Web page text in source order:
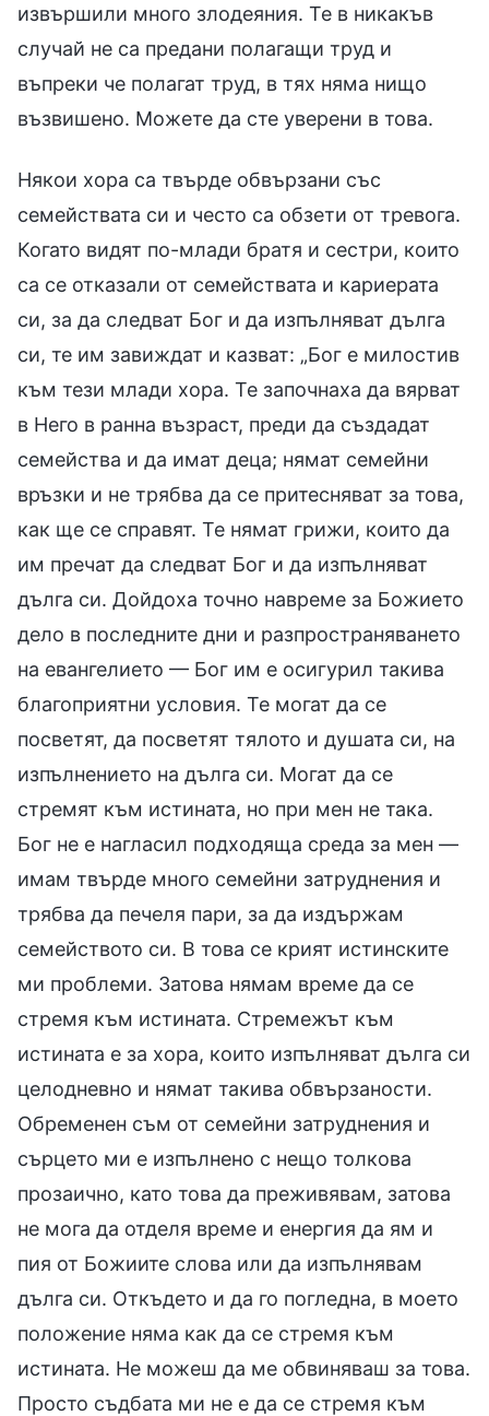
извършили много злодеяния. Те в никакъв
случай не са предани полагащи труд и
въпреки че полагат труд, в тях няма нищо
възвишено. Можете да сте уверени в това.
Някои хора са твърде обвързани със
семействата си и често са обзети от тревога.
Когато видят по-млади братя и сестри, които
са се отказали от семействата и кариерата
си, за да следват Бог и да изпълняват дълга
си, те им завиждат и казват: „Бог е милостив
към тези млади хора. Те започнаха да вярват
в Него в ранна възраст, преди да създадат
семейства и да имат деца; нямат семейни
връзки и не трябва да се притесняват за това,
как ще се справят. Те нямат грижи, които да
им пречат да следват Бог и да изпълняват
дълга си. Дойдоха точно навреме за Божието
дело в последните дни и разпространяването
на евангелието — Бог им е осигурил такива
благоприятни условия. Те могат да се
посветят, да посветят тялото и душата си, на
изпълнението на дълга си. Могат да се
стремят към истината, но при мен не така.
Бог не е нагласил подходяща среда за мен —
имам твърде много семейни затруднения и
трябва да печеля пари, за да издържам
семейството си. В това се крият истинските
ми проблеми. Затова нямам време да се
стремя към истината. Стремежът към
истината е за хора, които изпълняват дълга си
целодневно и нямат такива обвързаности.
Обременен съм от семейни затруднения и
сърцето ми е изпълнено с нещо толкова
прозаично, като това да преживявам, затова
не мога да отделя време и енергия да ям и
пия от Божиите слова или да изпълнявам
дълга си. Откъдето и да го погледна, в моето
положение няма как да се стремя към
истината. Не можеш да ме обвиняваш за това.
Просто съдбата ми не е да се стремя към